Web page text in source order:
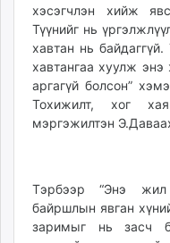
хэсэгчлэн хийж
Түүнийг нь
хавтан нь
хавтангаа хуулж
аргагүй болсон”
Тохижилт, хог
мэргэжилтэн
Тэрбээр “Энэ жил
байршлын явган
заримыг нь засч